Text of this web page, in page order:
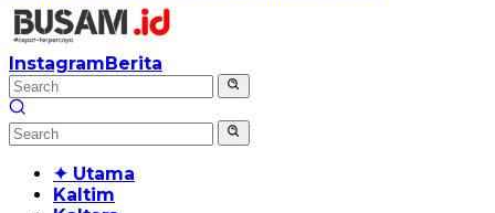
InstagramBerita
✦ Utama
Kaltim